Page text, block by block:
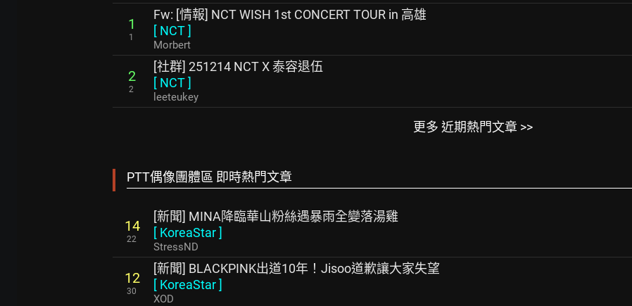
1
1
Fw: [情報] NCT WISH 1st CONCERT TOUR in 高雄
[ NCT]
Morbert
2
2
[社群] 251214 NCT X 泰容退伍
[ NCT]
leeteukey
更多 近期熱門文章 >>
PTT偶像團體區 即時熱門文章
14
22
[新聞] MINA降臨華山粉絲遇暴雨全變落湯雞
[ KoreaStar]
StressND
12
30
[新聞] BLACKPINK出道10年！Jisoo道歉讓大家失望
[ KoreaStar]
XOD